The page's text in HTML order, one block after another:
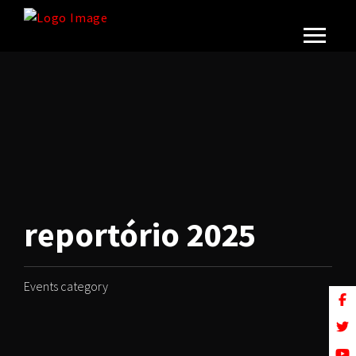
reportório 2025
Events category